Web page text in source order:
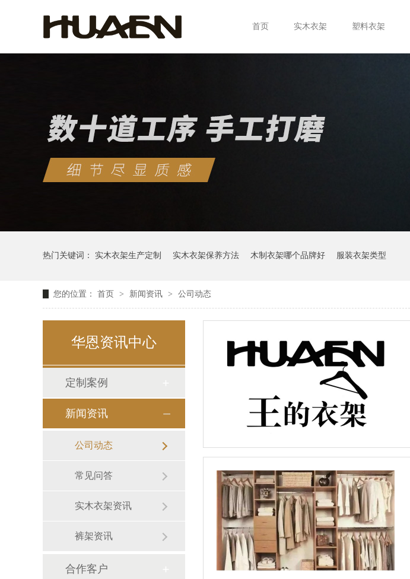
首页 实木衣架 塑料衣架
热门关键词： 实木衣架生产定制 实木衣架保养方法 木制衣架哪个品牌好 服装衣架类型
您的位置： 首页 > 新闻资讯 > 公司动态
华恩资讯中心
定制案例
新闻资讯
公司动态
常见问答
实木衣架资讯
裤架资讯
合作客户